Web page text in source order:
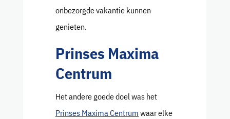
onbezorgde vakantie kunnen
genieten.
Prinses Maxima
Centrum
Het andere goede doel was het
Prinses Maxima Centrum waar elke